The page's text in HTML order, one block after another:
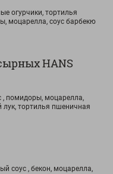
огурчики, тортилья
моцарелла, соус барбекю
HANS
, помидоры, моцарелла,
тортилья пшеничная
соус , бекон, моцарелла,